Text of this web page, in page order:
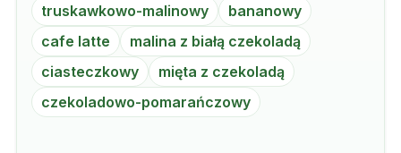
truskawkowo-malinowy
bananowy
cafe latte
malina z białą czekoladą
ciasteczkowy
mięta z czekoladą
czekoladowo-pomarańczowy